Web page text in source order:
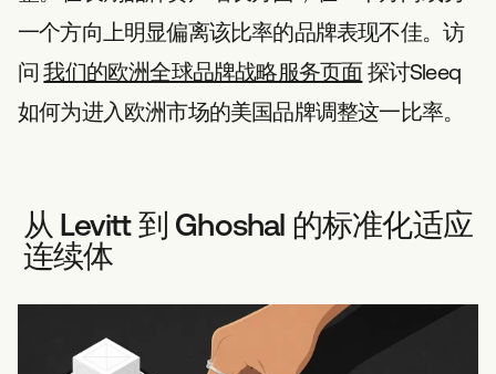
一个方向上明显偏离该比率的品牌表现不佳。访
问我们的欧洲全球品牌战略服务页面 探讨Sleeq
如何为进入欧洲市场的美国品牌调整这一比率。
从 Levitt 到 Ghoshal 的标准化适应
连续体